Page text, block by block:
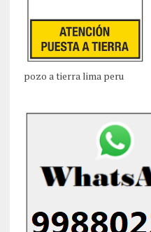
pozo a tierra lima peru